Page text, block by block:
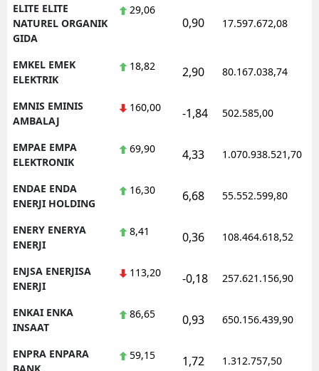
ELITE ELITE
NATUREL ORGANIK
GIDA
29,06
0,90 17.597.672,08
EMKEL EMEK
ELEKTRIK
18,82 2,90 80.167.038,74
EMNIS EMINIS
AMBALAJ
160,00 -1,84 502.585,00
EMPAE EMPA
ELEKTRONIK
69,90 4,33 1.070.938.521,70
ENDAE ENDA
ENERJI HOLDING
16,30 6,68 55.552.599,80
ENERY ENERYA
ENERJI
8,41 0,36 108.464.618,52
ENJSA ENERJISA
ENERJI
113,20 -0,18 257.621.156,90
ENKAI ENKA
INSAAT
86,65 0,93 650.156.439,90
ENPRA ENPARA
59,15 1,72 1.312.757,50